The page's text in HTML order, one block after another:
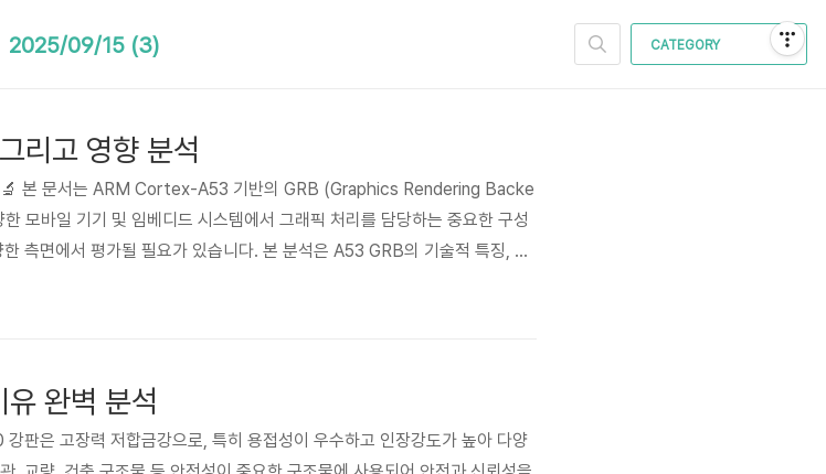
CATEGORY
2025/09/15 (3)
리고 영향 분석
🔬 본 문서는 ARM Cortex-A53 기반의 GRB (Graphics Rendering Backe
모바일 기기 및 임베디드 시스템에서 그래픽 처리를 담당하는 중요한 구성
측면에서 평가될 필요가 있습니다. 본 분석은 A53 GRB의 기술적 특징, 시
사용 사례와 전문가 의견을 바탕으로 객관적이고 실용적인 정보를 제공하고
완벽 분석
판은 고장력 저합금강으로, 특히 용접성이 우수하고 인장강도가 높아 다양